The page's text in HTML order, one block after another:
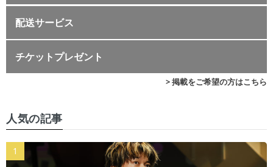
配送サービス
チケットプレゼント
> 掲載をご希望の方はこちら
人気の記事